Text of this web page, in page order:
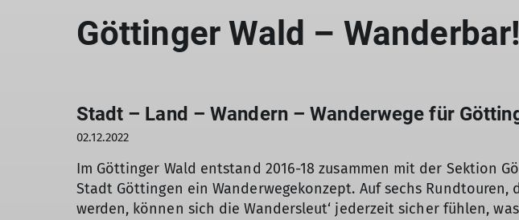
Göttinger Wald – Wanderbar!
Stadt – Land – Wandern – Wanderwege für
02.12.2022
Im Göttinger Wald entstand 2016-18 zusammen mit der Sektion
Stadt Göttingen ein Wanderwegekonzept. Auf sechs
werden, können sich die Wandersleut‘ jederzeit sicher fühlen,